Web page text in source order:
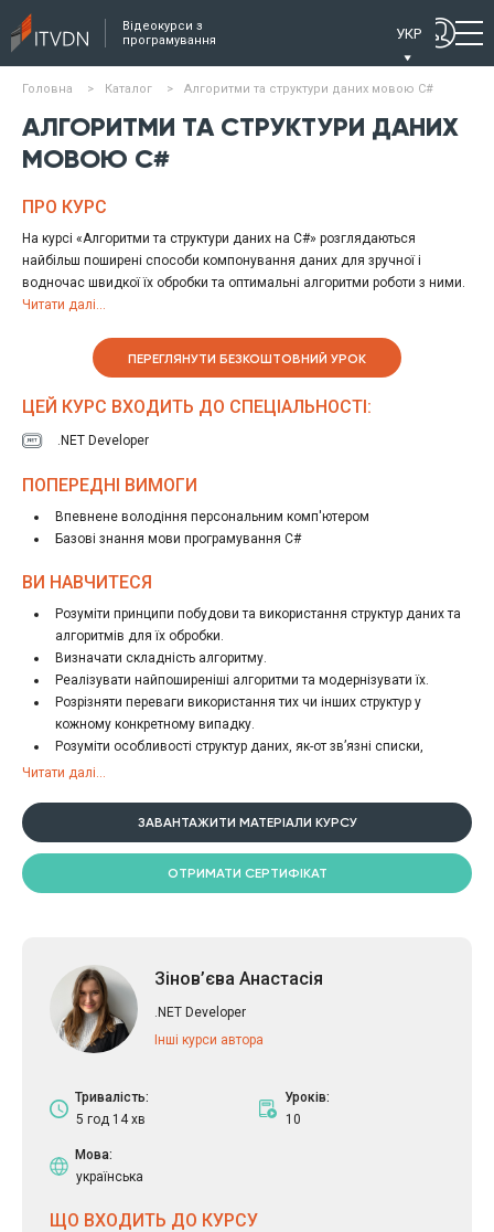
Відеокурси з
програмування
УКР
Головна > Каталог > Алгоритми та структури даних мовою C#
АЛГОРИТМИ ТА СТРУКТУРИ ДАНИХ
МОВОЮ C#
ПРО КУРС
На курсі «Алгоритми та структури даних на C#» розглядаються
найбільш поширені способи компонування даних для зручної і
водночас швидкої їх обробки та оптимальні алгоритми роботи з ними.
Вже на першому уроці детально розглядаються питання оцінки часу
завдання, оскільки для завдань великих розмірів важливу роль грає
не тільки потужність обчислювальних засобів, а також ефективність
алгоритму. Далі будуть розглянуті основні структури даних -
однозв'язкові та двозв'язкові списки, динамічні масиви, стеки, черги,
дерева та множини.
«хеш-таблиці» та «АВЛ-дерева». Також розглянемо структуру даних
динамічного програмування для розв’язання різноманітних завдань.
Заключний урок буде присвячений розв’язанню практичних прикладів
задачі.
Алгоритми та структури даних, які ми розглядаємо в даному курсі,
можна реалізувати будь-якою мовою програмування, нами для цього
буде використовуватися мова С#, базових знань якої та знань основ
ООП буде цілком достатньо для розуміння матеріалу.
Читати далі...
ПЕРЕГЛЯНУТИ БЕЗКОШТОВНИЙ УРОК
ЦЕЙ КУРС ВХОДИТЬ ДО СПЕЦІАЛЬНОСТІ:
.NET Developer
ПОПЕРЕДНІ ВИМОГИ
Впевнене володіння персональним комп'ютером
Базові знання мови програмування C#
ВИ НАВЧИТЕСЯ
Розуміти принципи побудови та використання структур даних та
алгоритмів для їх обробки.
Визначати складність алгоритму.
Реалізувати найпоширеніші алгоритми та модернізувати їх.
Розрізняти переваги використання тих чи інших структур у
кожному конкретному випадку.
Розуміти особливості структур даних, як-от зв’язні списки,
динамічний масив, Stack, Queue, Set, хеш-таблиці, дерева, графи,
Читати далі...
ЗАВАНТАЖИТИ МАТЕРІАЛИ КУРСУ
ОТРИМАТИ СЕРТИФІКАТ
Зінов’єва Анастасія
.NET Developer
Інші курси автора
Тривалість:
5 год 14 хв
Уроків:
10
Мова:
українська
ЩО ВХОДИТЬ ДО КУРСУ